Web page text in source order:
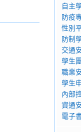
自主
防疫
性別
防制
交通
學生
職業
學生
內部
資通
電子